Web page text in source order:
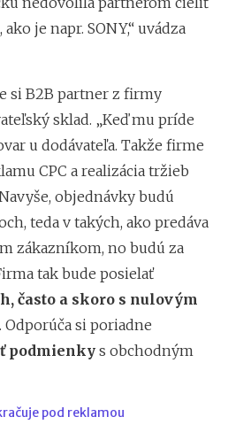
je napr. SONY,“ uvádza
si B2B partner z firmy
sklad. „Keď mu príde
u dodávateľa. Takže firme
CPC a realizácia tržieb
objednávky budú
teda v takých, ako predáva
zákazníkom, no budú za
tak bude posielať
často a skoro s nulovým
Odporúča si poriadne
podmienky s obchodným
pod reklamou